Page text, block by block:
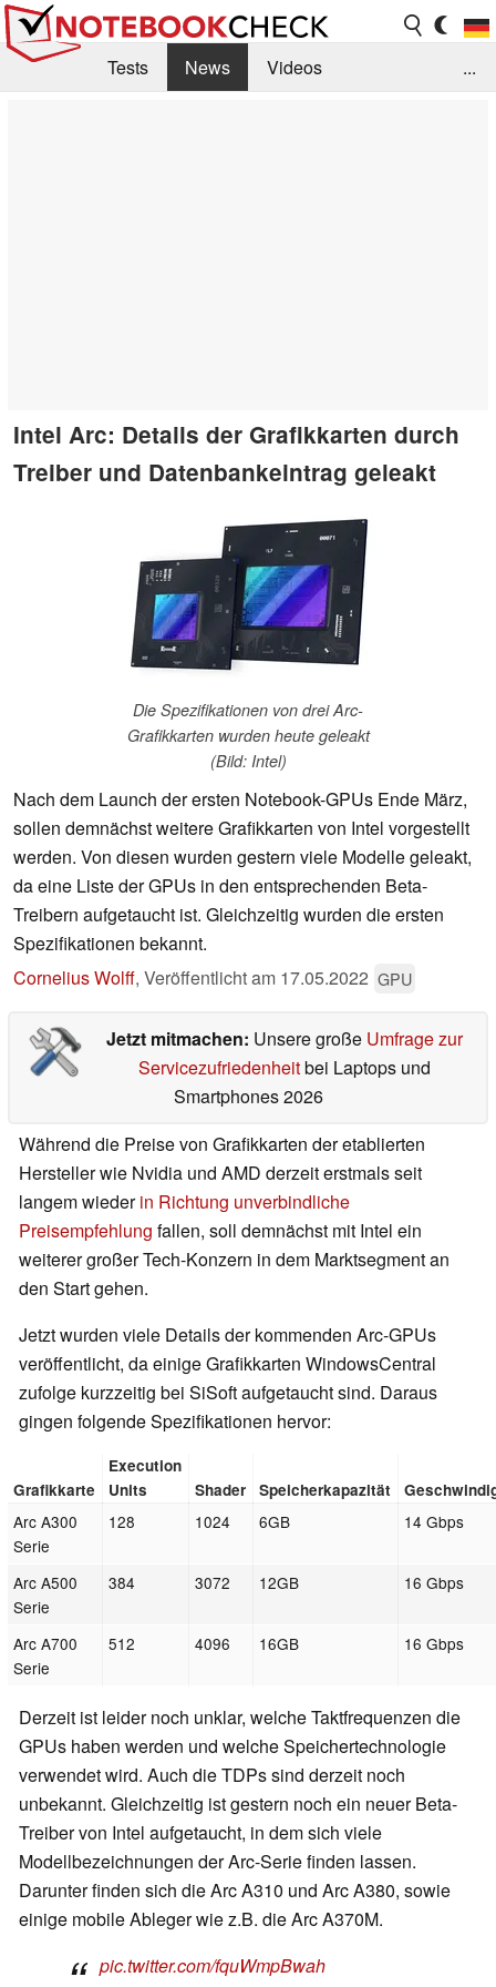
Tests News
Videos
...
Intel Arc: Details der Grafikkarten durch
Treiber und Datenbankeintrag geleakt
Die Spezifikationen von drei Arc-
Grafikkarten wurden heute geleakt
(Bild: Intel)
Nach dem Launch der ersten Notebook-GPUs Ende März,
sollen demnächst weitere Grafikkarten von Intel vorgestellt
werden. Von diesen wurden gestern viele Modelle geleakt,
da eine Liste der GPUs in den entsprechenden Beta-
Treibern aufgetaucht ist. Gleichzeitig wurden die ersten
Spezifikationen bekannt.
Cornelius Wolff, Veröffentlicht am 17.05.2022 GPU
Jetzt mitmachen: Unsere große Umfrage zur
Servicezufriedenheitbei Laptops und
Smartphones 2026
Während die Preise von Grafikkarten der etablierten
Hersteller wie Nvidia und AMD derzeit erstmals seit
langem wiederin Richtung unverbindliche
Preisempfehlung fallen, soll demnächst mit Intel ein
weiterer großer Tech-Konzern in dem Marktsegment an
den Start gehen.
Jetzt wurden viele Details der kommenden Arc-GPUs
veröffentlicht, da einige Grafikkarten WindowsCentral
zufolge kurzzeitig bei SiSoft aufgetaucht sind. Daraus
gingen folgende Spezifikationen hervor:
Grafikkarte
Execution
Units
Shader Speicherkapazität
Arc A300
Serie
128 1024 6GB 14 Gbps
Arc A500
Serie
384 3072 12GB 16 Gbps
Arc A700
Serie
512 4096 16GB 16 Gbps
Derzeit ist leider noch unklar, welche Taktfrequenzen die
GPUs haben werden und welche Speichertechnologie
verwendet wird. Auch die TDPs sind derzeit noch
unbekannt. Gleichzeitig ist gestern noch ein neuer Beta-
Treiber von Intel aufgetaucht, in dem sich viele
Modellbezeichnungen der Arc-Serie finden lassen.
Darunter finden sich die Arc A310 und Arc A380, sowie
einige mobile Ableger wie z.B. die Arc A370M.
pic.twitter.com/fquWmpBwah